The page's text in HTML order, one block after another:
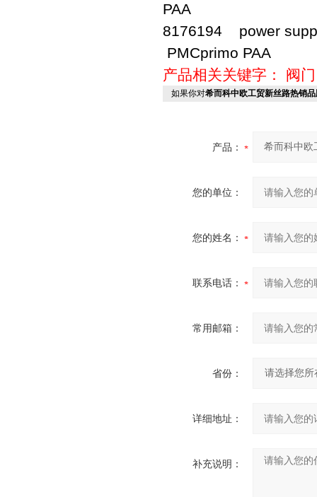
PAA
8176194 power
PMCprimo PAA
产品相关关键字： 阀门
如果你对希而科中欧工贸新丝路热销
产品：
您的单位：
您的姓名：
联系电话：
常用邮箱：
省份：
详细地址：
补充说明：